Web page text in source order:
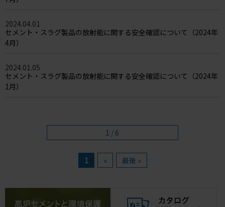
2024.04.01
セメント・スラグ製品の放射能に関する安全確認について（2024年
4月）
2024.01.05
セメント・スラグ製品の放射能に関する安全確認について（2024年
1月）
1 / 6
1 » 最後 »